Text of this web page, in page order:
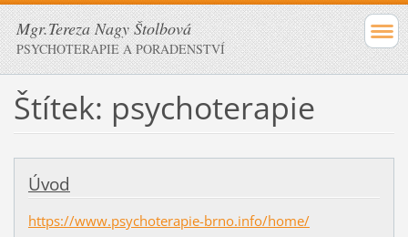
Mgr.Tereza Nagy Štolbová
PSYCHOTERAPIE A PORADENSTVÍ
Štítek: psychoterapie
Úvod
https://www.psychoterapie-brno.info/home/